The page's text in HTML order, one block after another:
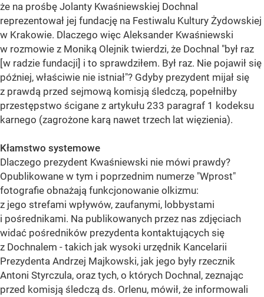
że na prośbę Jolanty Kwaśniewskiej Dochnal
reprezentował jej fundację na Festiwalu Kultury Żydowskiej
w Krakowie. Dlaczego więc Aleksander Kwaśniewski
w rozmowie z Moniką Olejnik twierdzi, że Dochnal "był raz
[w radzie fundacji] i to sprawdziłem. Był raz. Nie pojawił się
później, właściwie nie istniał"? Gdyby prezydent mijał się
z prawdą przed sejmową komisją śledczą, popełniłby
przestępstwo ścigane z artykułu 233 paragraf 1 kodeksu
karnego (zagrożone karą nawet trzech lat więzienia).
Kłamstwo systemowe
Dlaczego prezydent Kwaśniewski nie mówi prawdy?
Opublikowane w tym i poprzednim numerze "Wprost"
fotografie obnażają funkcjonowanie olkizmu:
z jego strefami wpływów, zaufanymi, lobbystami
i pośrednikami. Na publikowanych przez nas zdjęciach
widać pośredników prezydenta kontaktujących się
z Dochnalem - takich jak wysoki urzędnik Kancelarii
Prezydenta Andrzej Majkowski, jak jego były rzecznik
Antoni Styrczula, oraz tych, o których Dochnal, zeznając
przed komisją śledczą ds. Orlenu, mówił, że informowali